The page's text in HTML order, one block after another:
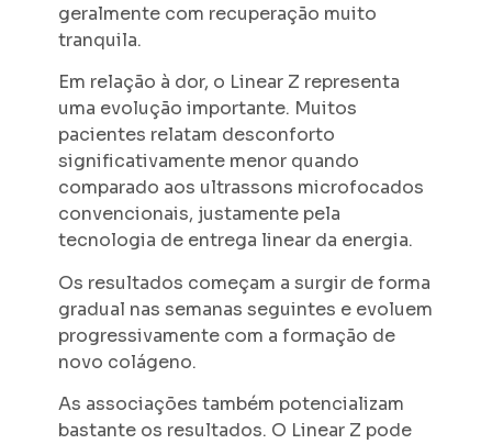
geralmente com recuperação muito
tranquila.
Em relação à dor, o Linear Z representa
uma evolução importante. Muitos
pacientes relatam desconforto
significativamente menor quando
comparado aos ultrassons microfocados
convencionais, justamente pela
tecnologia de entrega linear da energia.
Os resultados começam a surgir de forma
gradual nas semanas seguintes e evoluem
progressivamente com a formação de
novo colágeno.
As associações também potencializam
bastante os resultados. O Linear Z pode